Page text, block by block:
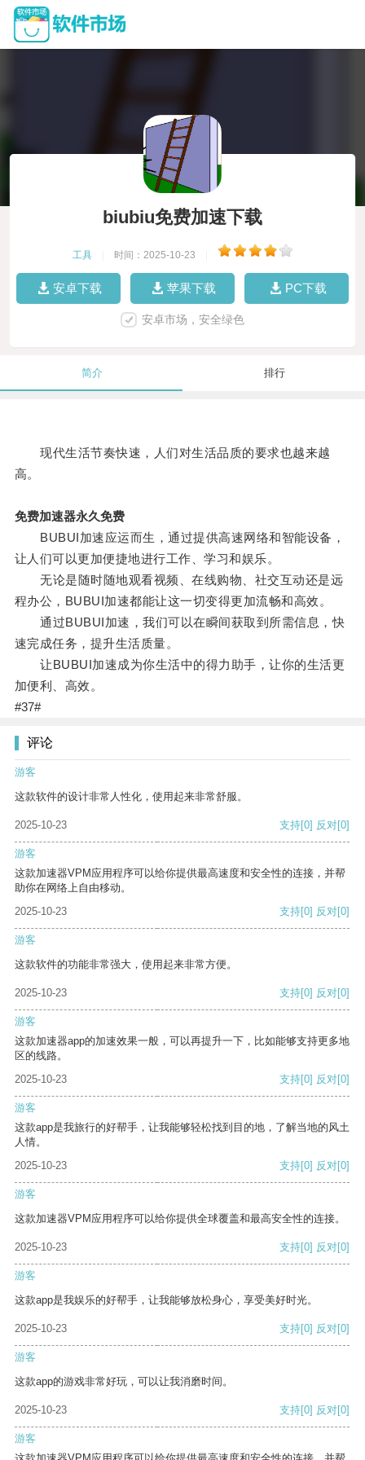
biubiu免费加速下载
工具 时间：2025-10-23
安卓下载 苹果下载 PC下载
安卓市场，安全绿色
简介 排行
现代生活节奏快速，人们对生活品质的要求也越来越
高。
免费加速器永久免费
BUBUI加速应运而生，通过提供高速网络和智能设备，
让人们可以更加便捷地进行工作、学习和娱乐。
无论是随时随地观看视频、在线购物、社交互动还是远
程办公，BUBUI加速都能让这一切变得更加流畅和高效。
通过BUBUI加速，我们可以在瞬间获取到所需信息，快
速完成任务，提升生活质量。
让BUBUI加速成为你生活中的得力助手，让你的生活更
加便利、高效。
#37#
评论
游客
这款软件的设计非常人性化，使用起来非常舒服。
2025-10-23 支持[0] 反对[0]
游客
这款加速器VPM应用程序可以给你提供最高速度和安全性的连接，并帮
助你在网络上自由移动。
2025-10-23
支持[0] 反对[0]
游客
这款软件的功能非常强大，使用起来非常方便。
2025-10-23 支持[0] 反对[0]
游客
这款加速器app的加速效果一般，可以再提升一下，比如能够支持更多地
区的线路。
2025-10-23
支持[0] 反对[0]
游客
这款app是我旅行的好帮手，让我能够轻松找到目的地，了解当地的风土
人情。
2025-10-23
支持[0] 反对[0]
游客
这款加速器VPM应用程序可以给你提供全球覆盖和最高安全性的连接。
2025-10-23 支持[0] 反对[0]
游客
这款app是我娱乐的好帮手，让我能够放松身心，享受美好时光。
2025-10-23 支持[0] 反对[0]
游客
这款app的游戏非常好玩，可以让我消磨时间。
2025-10-23 支持[0] 反对[0]
游客